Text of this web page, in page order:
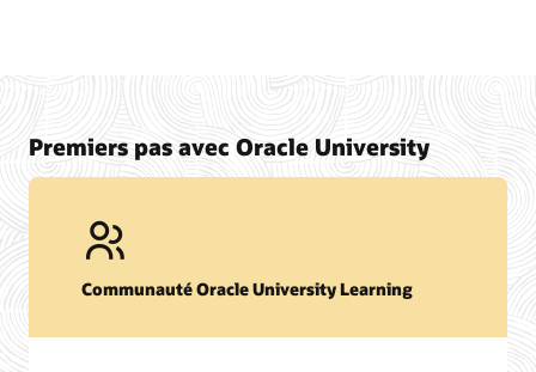
Premiers pas avec Oracle University
Communauté Oracle University Learning